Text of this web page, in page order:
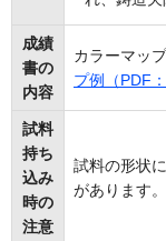
成績
書の
内容
カラーマッ
プ例（PDF
試料
持ち
込み
時の
注意
試料の形状
があります